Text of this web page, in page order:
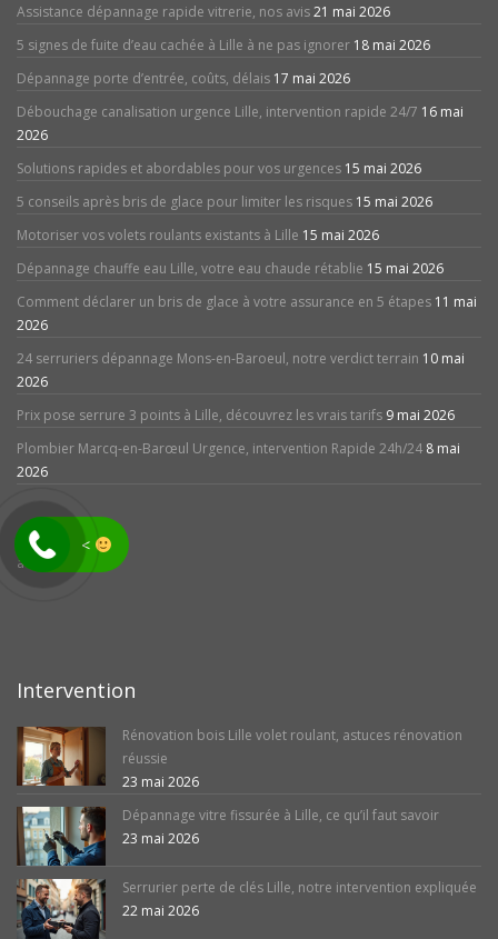
Assistance dépannage rapide vitrerie, nos avis21 mai 2026
5 signes de fuite d’eau cachée à Lille à ne pas ignorer 18 mai 2026
Dépannage porte d’entrée, coûts, délais 17 mai 2026
Débouchage canalisation urgence Lille, intervention rapide 24/7 16 mai
2026
Solutions rapides et abordables pour vos urgences 15 mai 2026
5 conseils après bris de glace pour limiter les risques 15 mai 2026
Motoriser vos volets roulants existants à Lille 15 mai 2026
Dépannage chauffe eau Lille, votre eau chaude rétablie 15 mai 2026
Comment déclarer un bris de glace à votre assurance en 5 étapes 11 mai
2026
24 serruriers dépannage Mons-en-Baroeul, notre verdict terrain 10 mai
2026
Prix pose serrure 3 points à Lille, découvrez les vrais tarifs 9 mai 2026
Plombier Marcq-en-Barœul Urgence, intervention Rapide 24h/24 8 mai
2026
avis
Intervention
Rénovation bois Lille volet roulant, astuces rénovation
réussie
23 mai 2026
Dépannage vitre fissurée à Lille, ce qu’il faut savoir
23 mai 2026
Serrurier perte de clés Lille, notre intervention expliquée
22 mai 2026
<